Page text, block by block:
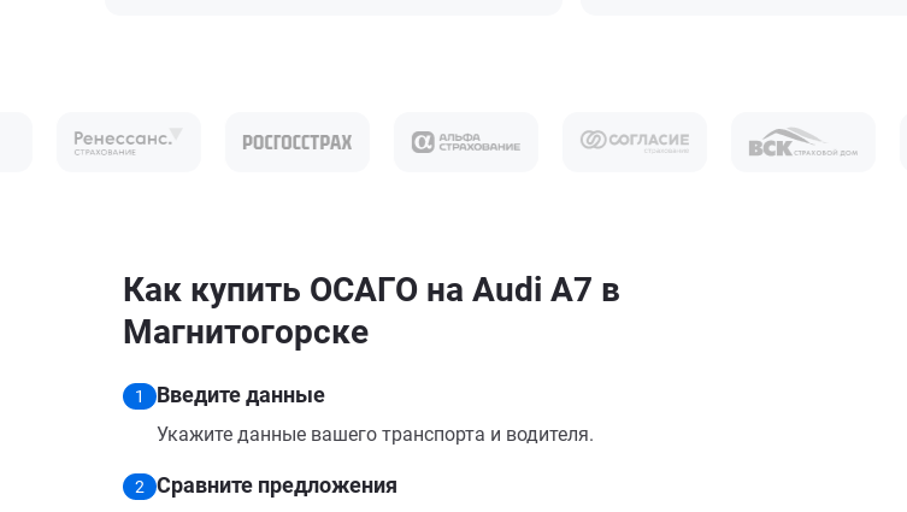
Как купить ОСАГО на Audi A7 в
Магнитогорске
1 Введите данные
Укажите данные вашего транспорта и водителя.
2 Сравните предложения